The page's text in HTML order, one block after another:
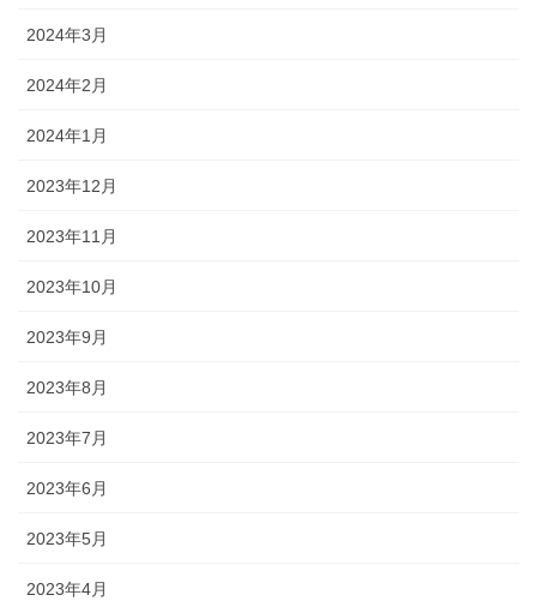
2024年3月
2024年2月
2024年1月
2023年12月
2023年11月
2023年10月
2023年9月
2023年8月
2023年7月
2023年6月
2023年5月
2023年4月